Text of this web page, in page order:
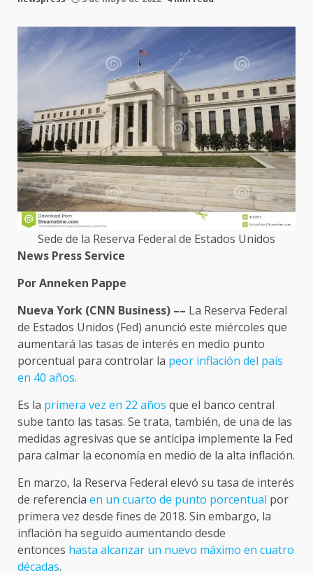
Sede de la Reserva Federal de Estados Unidos
News Press Service
Por Anneken Pappe
Nueva York (CNN Business) –– La Reserva Federal
de Estados Unidos (Fed) anunció este miércoles que
aumentará las tasas de interés en medio punto
porcentual para controlar la peor inflación del país
en 40 años.
Es la primera vez en 22 años que el banco central
sube tanto las tasas. Se trata, también, de una de las
medidas agresivas que se anticipa implemente la Fed
para calmar la economía en medio de la alta inflación.
En marzo, la Reserva Federal elevó su tasa de interés
de referencia en un cuarto de punto porcentual por
primera vez desde fines de 2018. Sin embargo, la
inflación ha seguido aumentando desde
entonces hasta alcanzar un nuevo máximo en cuatro
décadas.